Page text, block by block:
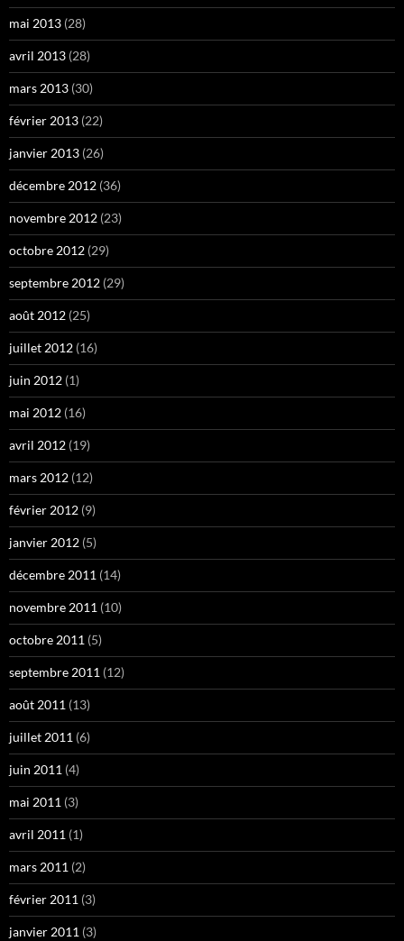
mai 2013 (28)
avril 2013 (28)
mars 2013 (30)
février 2013 (22)
janvier 2013 (26)
décembre 2012 (36)
novembre 2012 (23)
octobre 2012 (29)
septembre 2012 (29)
août 2012 (25)
juillet 2012 (16)
juin 2012 (1)
mai 2012 (16)
avril 2012 (19)
mars 2012 (12)
février 2012 (9)
janvier 2012 (5)
décembre 2011 (14)
novembre 2011 (10)
octobre 2011 (5)
septembre 2011 (12)
août 2011 (13)
juillet 2011 (6)
juin 2011 (4)
mai 2011 (3)
avril 2011 (1)
mars 2011 (2)
février 2011 (3)
janvier 2011 (3)